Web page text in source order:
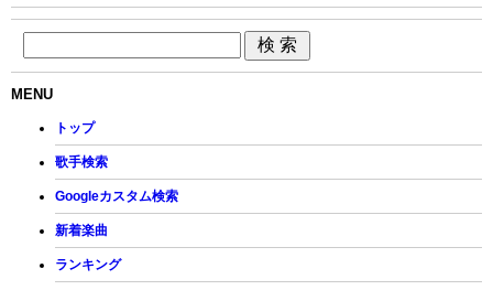
MENU
トップ
歌手検索
Googleカスタム検索
新着楽曲
ランキング